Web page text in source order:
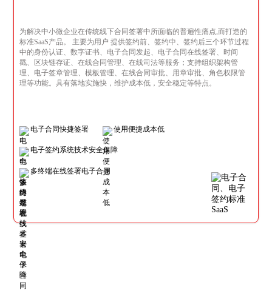
为解决中小微企业在传统线下合同签署中所面临的普遍性痛点,而打造的
标准SaaS产品。 主要为用户 提供签约前、签约中、签约后三个环节过程
中的身份认证、数字证书、电子合同发起、电子合同在线签署、时间
戳、区块链存证、在线合同管理、在线司法等服务；支持组织架构管
理、电子签章管理、模板管理、在线合同审批、用章审批、角色权限管
理等功能。具有落地实施快，维护成本低，安全稳定等特点。
电子合同快捷签署 使用便捷成本低
电子签约系统技术安全保障
多终端在线签署电子合同